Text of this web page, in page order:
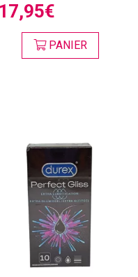
17,95€
PANIER